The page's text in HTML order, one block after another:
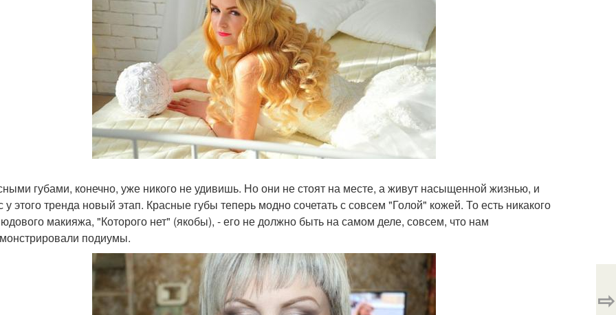
губами, конечно, уже никого не удивишь. Но они не стоят на месте, а живут насыщенной жизнью, и
у этого тренда новый этап. Красные губы теперь модно сочетать с совсем "Голой" кожей. То есть никакого
макияжа, "Которого нет" (якобы), - его не должно быть на самом деле, совсем, что нам
подиумы.
⇨